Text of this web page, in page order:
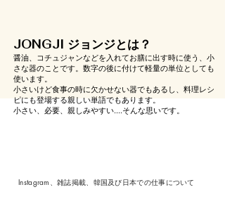
​JONGJI ジョンジとは？
醤油、コチュジャンなどを入れてお膳に出す時に使う、小
さな器のことです。数字の後に付けて軽量の単位としても
使います。
小さいけど食事の時に欠かせない器でもあるし、料理レシ
ピにも登場する親しい単語でもあります。
​小さい、必要、親しみやすい....そんな思いです。
​Instagram、雑誌掲載、韓国及び日本での仕事について